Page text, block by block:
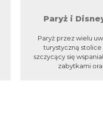
Paryż i
Paryż przez wielu
turystyczną stolice
szczycący się
zabytkami